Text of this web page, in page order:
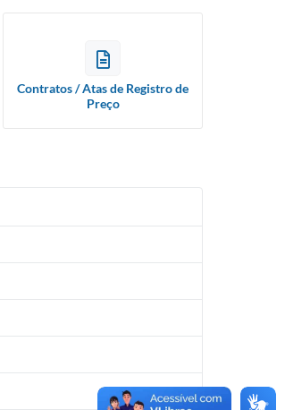
Contratos / Atas de Registro de
Preço